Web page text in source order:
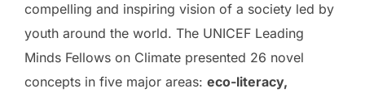
compelling and inspiring vision of a society led by
youth around the world. The UNICEF Leading
Minds Fellows on Climate presented 26 novel
concepts in five major areas: eco-literacy,